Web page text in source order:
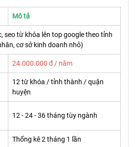
Mô tả
seo từ khóa lên top google theo tỉnh
cơ sở kinh doanh nhỏ)
24.000.000 đ / năm
12 từ khóa / tỉnh thành / quận
huyện
12 - 24 - 36 tháng tùy ngành
Thống kê 2 tháng 1 lần